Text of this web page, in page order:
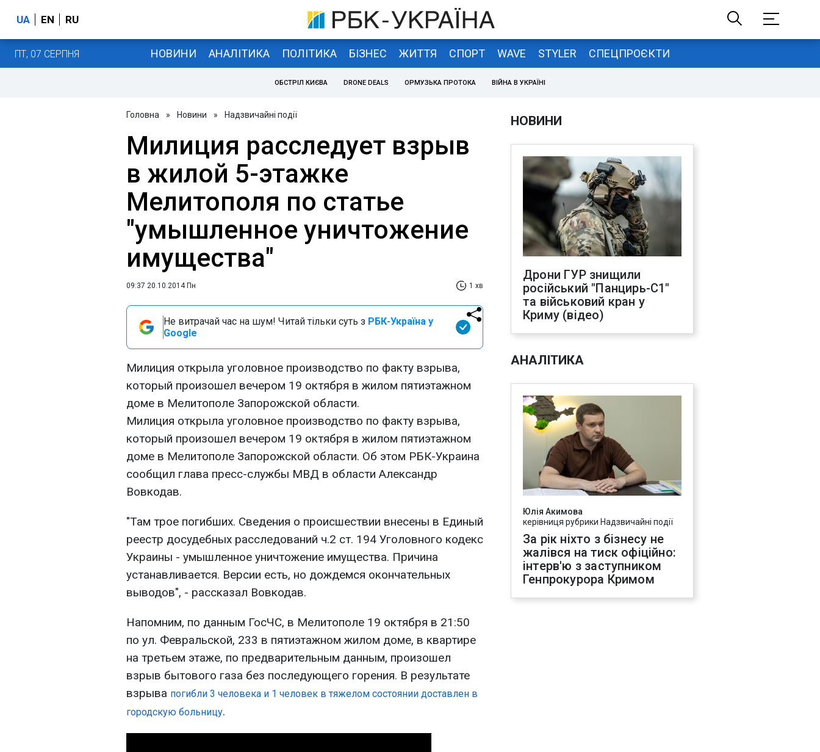
UA EN RU
ПТ, 07 СЕРПНЯ НОВИНИ АНАЛІТИКА ПОЛІТИКА БІЗНЕС ЖИТТЯ СПОРТ WAVE STYLER СПЕЦПРОЄКТИ
ОБСТРІЛ КИЄВА DRONE DEALS ОРМУЗЬКА ПРОТОКА ВІЙНА В УКРАЇНІ
Головна » Новини » Надзвичайні події
Милиция расследует взрыв
в жилой 5-этажке
Мелитополя по статье
"умышленное уничтожение
имущества"
09:37 20.10.2014 Пн 1 хв
Не витрачай час на шум! Читай тільки суть з РБК-Україна у
Google
Милиция открыла уголовное производство по факту взрыва,
который произошел вечером 19 октября в жилом пятиэтажном
доме в Мелитополе Запорожской области.
Милиция открыла уголовное производство по факту взрыва,
который произошел вечером 19 октября в жилом пятиэтажном
доме в Мелитополе Запорожской области. Об этом РБК-Украина
сообщил глава пресс-службы МВД в области Александр
Вовкодав.
"Там трое погибших. Сведения о происшествии внесены в Единый
реестр досудебных расследований ч.2 ст. 194 Уголовного кодекс
Украины - умышленное уничтожение имущества. Причина
устанавливается. Версии есть, но дождемся окончательных
выводов", - рассказал Вовкодав.
Напомним, по данным ГосЧС, в Мелитополе 19 октября в 21:50
по ул. Февральской, 233 в пятиэтажном жилом доме, в квартире
на третьем этаже, по предварительным данным, произошел
взрыв бытового газа без последующего горения. В результате
взрыва погибли 3 человека и 1 человек в тяжелом состоянии доставлен в
городскую больницу.
НОВИНИ
Дрони ГУР знищили
російський "Панцирь-С1"
та військовий кран у
Криму (відео)
АНАЛІТИКА
Юлія Акимова
керівниця рубрики Надзвичайні події
За рік ніхто з бізнесу не
жалівся на тиск офіційно:
інтерв'ю з заступником
Генпрокурора Кримом